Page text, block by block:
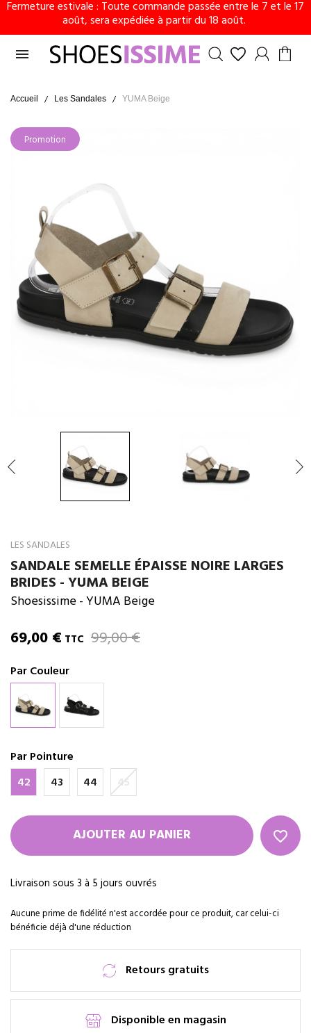
Fermeture estivale : Toute commande passée entre le 7 et le 17
août, sera expédiée à partir du 18 août.

Accueil Les Sandales YUMA Beige
Promotion
LES SANDALES
SANDALE SEMELLE ÉPAISSE NOIRE LARGES
BRIDES - YUMA BEIGE
Shoesissime- YUMA Beige
69,00 € TTC 99,00 €
Par Couleur
Par Pointure
42
43 44 45
AJOUTER AU PANIER favorite_border
Livraison sous 3 à 5 jours ouvrés
Aucune prime de fidélité n'est accordée pour ce produit, car celui-ci
bénéficie déjà d'une réduction
Retours gratuits
Disponible en magasin